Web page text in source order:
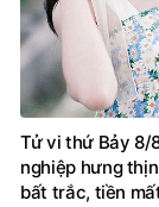
Tử vi thứ Bảy 8/
nghiệp hưng
bất trắc, tiền